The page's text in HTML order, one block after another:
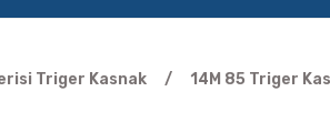
Triger Kasnak 14M 85 Triger